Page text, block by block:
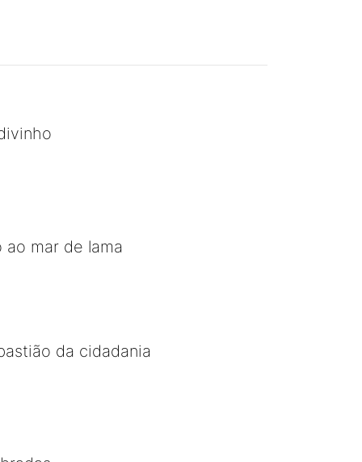
ao mar de lama
da cidadania